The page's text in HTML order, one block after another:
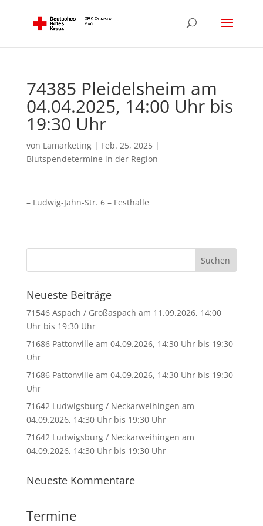
74385 Pleidelsheim am
04.04.2025, 14:00 Uhr bis
19:30 Uhr
von Lamarketing| Feb. 25, 2025|
Blutspendetermine in der Region
– Ludwig-Jahn-Str. 6 – Festhalle
Neueste Beiträge
71546 Aspach / Großaspach am 11.09.2026, 14:00
Uhr bis 19:30 Uhr
71686 Pattonville am 04.09.2026, 14:30 Uhr bis 19:30
Uhr
71686 Pattonville am 04.09.2026, 14:30 Uhr bis 19:30
Uhr
71642 Ludwigsburg / Neckarweihingen am
04.09.2026, 14:30 Uhr bis 19:30 Uhr
71642 Ludwigsburg / Neckarweihingen am
04.09.2026, 14:30 Uhr bis 19:30 Uhr
Neueste Kommentare
Termine